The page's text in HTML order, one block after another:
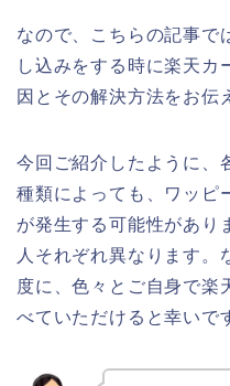
なので、こちらの記事で
し込みをする時に楽天カ
因とその解決方法をお伝
今回ご紹介したように、
種類によっても、ワッピ
が発生する可能性があり
人それぞれ異なります。
度に、色々とご自身で楽
べていただけると幸いで